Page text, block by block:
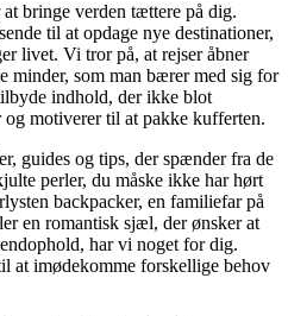
bringe verden tættere på dig.
til at opdage nye destinationer,
livet. Vi tror på, at rejser åbner
minder, som man bærer med sig for
indhold, der ikke blot
og motiverer til at pakke kufferten.
guides og tips, der spænder fra de
perler, du måske ikke har hørt
backpacker, en familiefar på
en romantisk sjæl, der ønsker at
har vi noget for dig.
at imødekomme forskellige behov